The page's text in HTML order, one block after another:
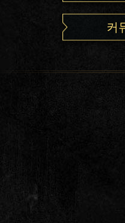
커